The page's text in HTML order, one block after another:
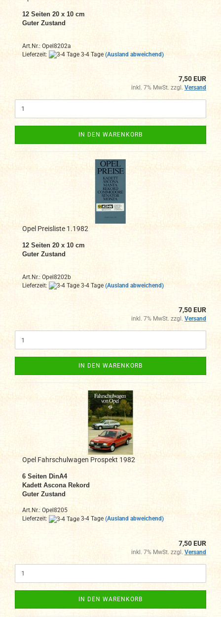
12 Seiten 20 x 10 cm
Guter Zustand
Art.Nr.: Opel8202a
Lieferzeit:
3-4 Tage (Ausland abweichend)
7,50 EUR
inkl. 7% MwSt. zzgl. Versand
IN DEN WARENKORB
Opel Preisliste 1.1982
12 Seiten 20 x 10 cm
Guter Zustand
Art.Nr.: Opel8202b
Lieferzeit:
3-4 Tage (Ausland abweichend)
7,50 EUR
inkl. 7% MwSt. zzgl. Versand
IN DEN WARENKORB
Opel Fahrschulwagen Prospekt 1982
6 Seiten DinA4
Kadett Ascona Rekord
Guter Zustand
Art.Nr.: Opel8205
Lieferzeit:
3-4 Tage (Ausland abweichend)
7,50 EUR
inkl. 7% MwSt. zzgl. Versand
IN DEN WARENKORB